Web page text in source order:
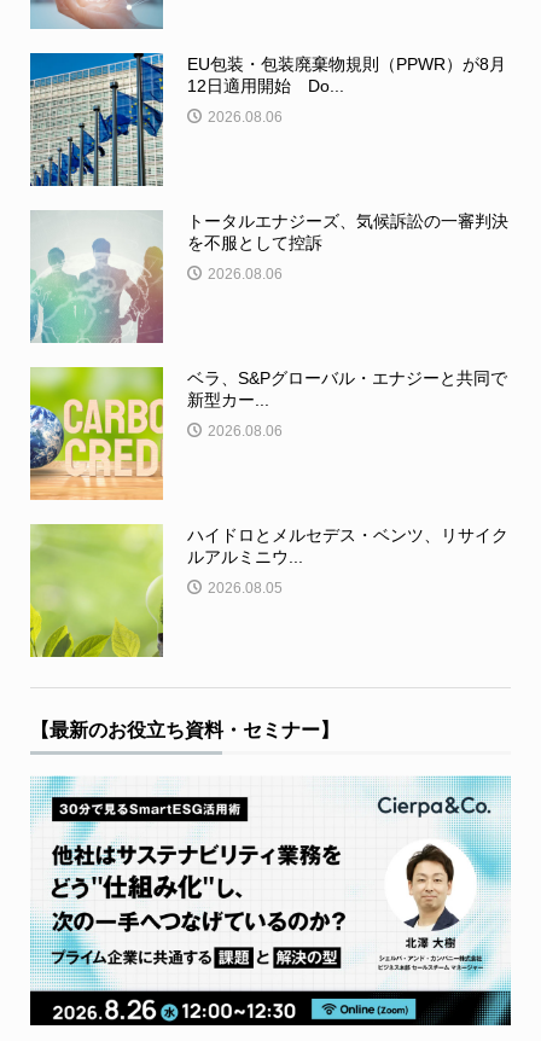
EU包装・包装廃棄物規則（PPWR）が8月
12日適用開始 Do...
2026.08.06
トータルエナジーズ、気候訴訟の一審判決
を不服として控訴
2026.08.06
ベラ、S&Pグローバル・エナジーと共同で
新型カー...
2026.08.06
ハイドロとメルセデス・ベンツ、リサイク
ルアルミニウ...
2026.08.05
【最新のお役立ち資料・セミナー】